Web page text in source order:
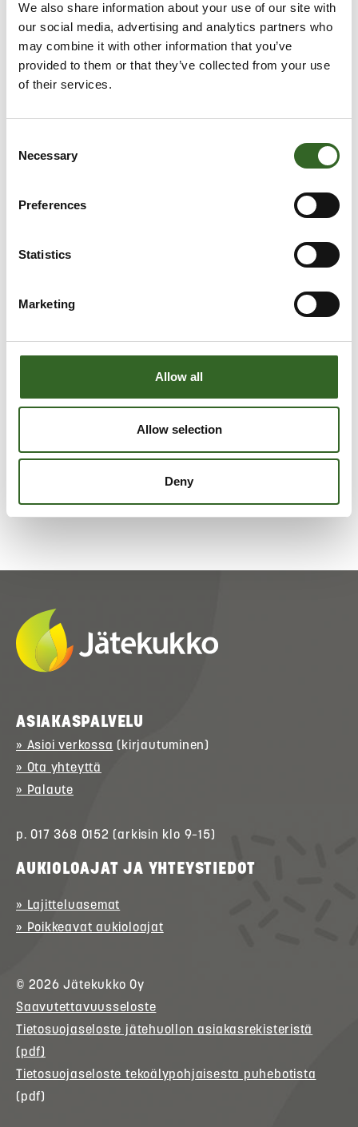
We also share information about your use of our site with
our social media, advertising and analytics partners who
may combine it with other information that you’ve
provided to them or that they’ve collected from your use
of their services.
Selection
Necessary
Preferences
Statistics
Marketing
Allow all
Allow selection
Deny
LAJITTELUOHJEET
lajitteluohjeet
ASIAKASPALVELU
» Asioi verkossa (kirjautuminen)
» Ota yhteyttä
» Palaute
p. 017 368 0152 (arkisin klo 9–15)
AUKIOLOAJAT JA YHTEYSTIEDOT
» Lajitteluasemat
» Poikkeavat aukioloajat
© 2026Jätekukko Oy
Saavutettavuusseloste
Tietosuojaseloste jätehuollon asiakasrekisteristä
(pdf)
Tietosuojaseloste tekoälypohjaisesta puhebotista
(pdf)